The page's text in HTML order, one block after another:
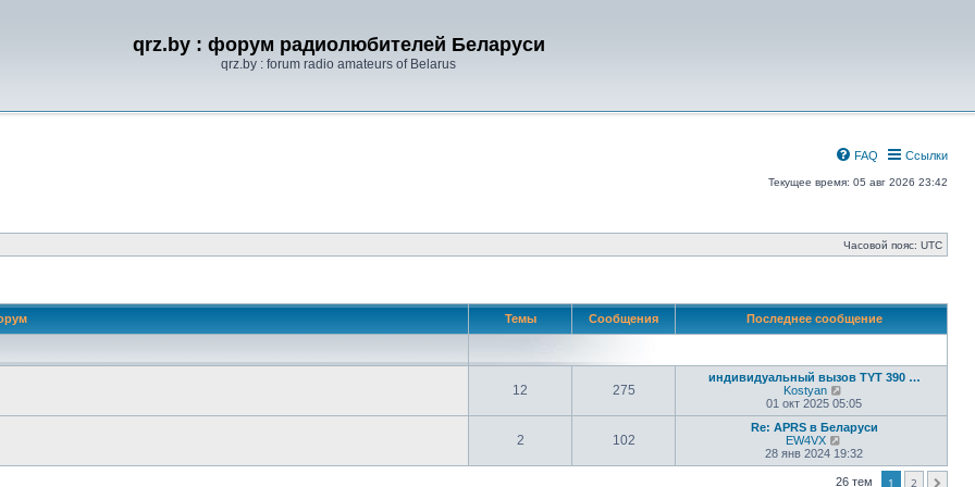
qrz.by : форум радиолюбителей Беларуси
qrz.by : forum radio amateurs of Belarus
Ссылки
FAQ
Текущее время: 05 авг 2026 23:42
Часовой пояс: UTC
Темы Сообщения Последнее сообщение
12 275
индивидуальный вызов TYT 390 …
Kostyan
е
р
е
т
и
к
01 окт 2025 05:05
2 102
Re: APRS в Беларуси
EW4VX
е
р
е
28 янв 2024 19:32
26 тем 1 2